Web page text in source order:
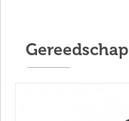
Gereedschap